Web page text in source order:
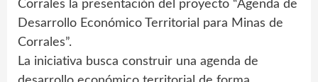
Corrales la presentación del proyecto “Agenda de
Desarrollo Económico Territorial para Minas de
Corrales”.
La iniciativa busca construir una agenda de